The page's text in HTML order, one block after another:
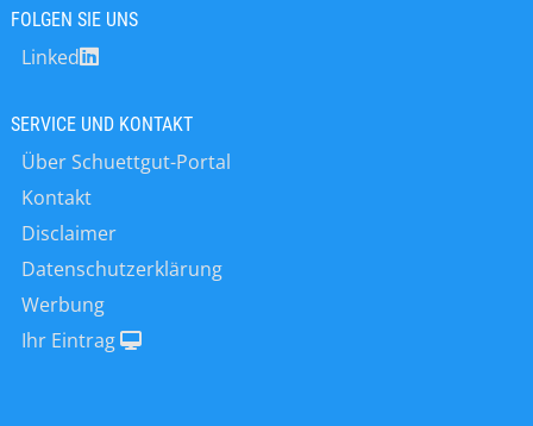
FOLGEN SIE UNS
Linked
SERVICE UND KONTAKT
Über Schuettgut-Portal
Kontakt
Disclaimer
Datenschutzerklärung
Werbung
Ihr Eintrag